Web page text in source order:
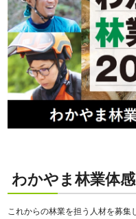
わかやま林業体
これからの林業を担う人材を募集